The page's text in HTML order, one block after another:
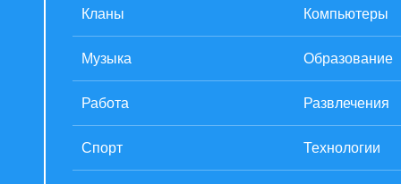
Кланы Компьютеры
Музыка Образование
Работа Развлечения
Спорт Технологии